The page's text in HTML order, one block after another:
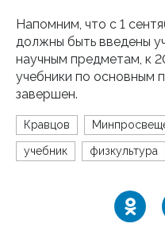
Напомним, что с 1
должны быть введены
научным предметам, к
учебники по основным
завершен.
Кравцов
учебник физкультура